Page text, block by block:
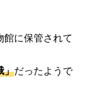
に保管されて
」だったようで